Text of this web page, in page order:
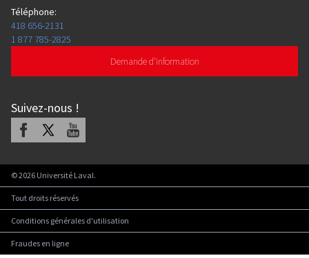
Téléphone:
418 656-2131
1 877 785-2825
Demande d'information
Suivez-nous !
Facebook Youtube
©2026 Université Laval.
Tout droits réservés
Conditions générales d'utilisation
Fraudes en ligne